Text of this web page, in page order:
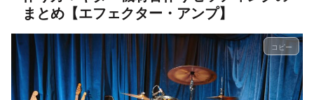
まとめ【エフェクター・アンプ】
コピー